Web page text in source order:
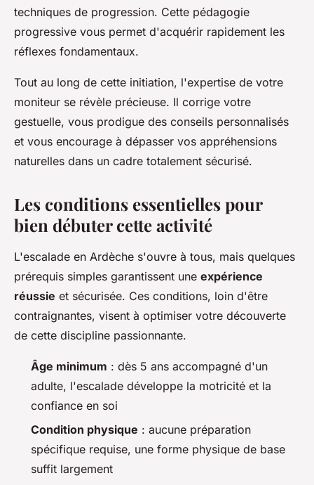
techniques de progression. Cette pédagogie
progressive vous permet d'acquérir rapidement les
réflexes fondamentaux.
Tout au long de cette initiation, l'expertise de votre
moniteur se révèle précieuse. Il corrige votre
gestuelle, vous prodigue des conseils personnalisés
et vous encourage à dépasser vos appréhensions
naturelles dans un cadre totalement sécurisé.
Les conditions essentielles pour
bien débuter cette activité
L'escalade en Ardèche s'ouvre à tous, mais quelques
prérequis simples garantissent une expérience
réussie et sécurisée. Ces conditions, loin d'être
contraignantes, visent à optimiser votre découverte
de cette discipline passionnante.
Âge minimum : dès 5 ans accompagné d'un
adulte, l'escalade développe la motricité et la
confiance en soi
Condition physique : aucune préparation
spécifique requise, une forme physique de base
suffit largement